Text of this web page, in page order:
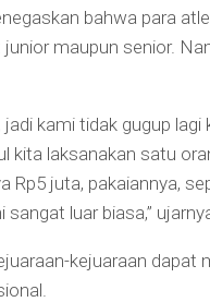
bahwa para
maupun senior.
kami tidak gugup lagi
kita laksanakan satu
Rp5 juta, pakaiannya,
luar biasa,”
kejuaraan dapat